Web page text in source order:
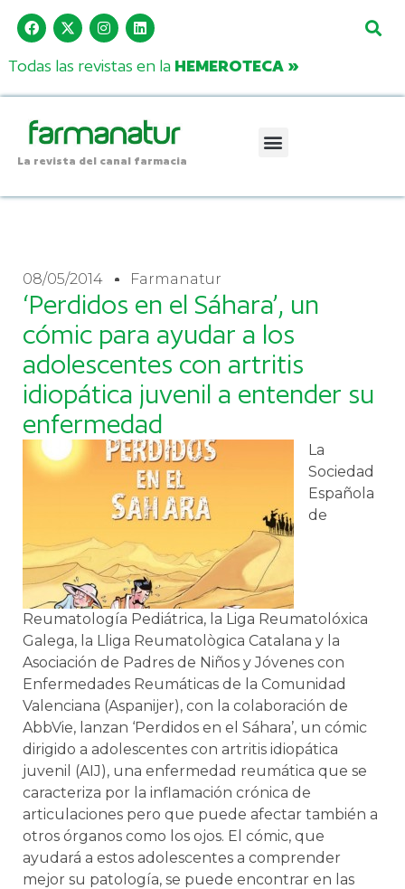
Todas las revistas en la HEMEROTECA »
La revista del canal farmacia
08/05/2014 Farmanatur
‘Perdidos en el Sáhara’, un
cómic para ayudar a los
adolescentes con artritis
idiopática juvenil a entender su
enfermedad
La
Sociedad
Española
de
Reumatología Pediátrica, la Liga Reumatolóxica
Galega, la Lliga Reumatològica Catalana y la
Asociación de Padres de Niños y Jóvenes con
Enfermedades Reumáticas de la Comunidad
Valenciana (Aspanijer), con la colaboración de
AbbVie, lanzan ‘Perdidos en el Sáhara’, un cómic
dirigido a adolescentes con artritis idiopática
juvenil (AIJ), una enfermedad reumática que se
caracteriza por la inflamación crónica de
articulaciones pero que puede afectar también a
otros órganos como los ojos. El cómic, que
ayudará a estos adolescentes a comprender
mejor su patología, se puede encontrar en las